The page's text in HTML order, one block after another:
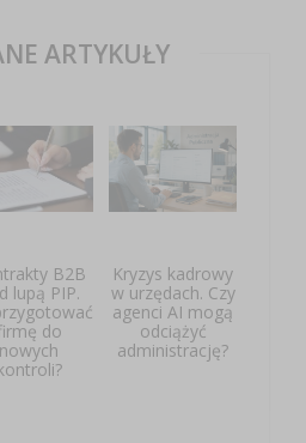
ARTYKUŁY
B2B
lupą PIP.
do
nowych
Kryzys kadrowy
w urzędach. Czy
agenci AI mogą
odciążyć
administrację?